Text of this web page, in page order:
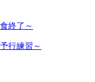
了～
習～